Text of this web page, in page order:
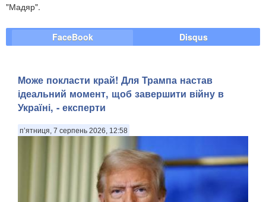
"Мадяр".
FaceBook Disqus
Може покласти край! Для Трампа настав
ідеальний момент, щоб завершити війну в
Україні, - експерти
п’ятниця, 7 серпень 2026, 12:58